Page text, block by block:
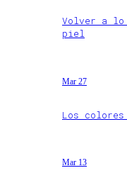
Volver a lo
piel
Mar 27
Los colores
Mar 13